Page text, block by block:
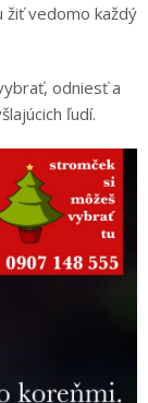
žiť vedomo každý
odniesť a
ľudí.